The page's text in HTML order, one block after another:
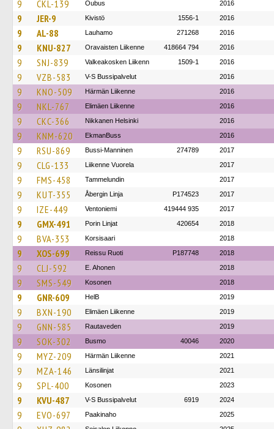
9 CKL-139 Oubus 2016
9 JER-9 Kivistö 1556-1 2016
9 AL-88 Lauhamo 271268 2016
9 KNU-827 Oravaisten Liikenne 418664 794 2016
9 SNJ-839 Valkeakosken Liikenn 1509-1 2016
9 VZB-583 V-S Bussipalvelut 2016
9 KNO-509 Härmän Liikenne 2016
9 NKL-767 Elimäen Liikenne 2016
9 CKC-366 Nikkanen Helsinki 2016
9 KNM-620 EkmanBuss 2016
9 RSU-869 Bussi-Manninen 274789 2017
9 CLG-133 Liikenne Vuorela 2017
9 FMS-458 Tammelundin 2017
9 KUT-355 Åbergin Linja P174523 2017
9 IZE-449 Ventoniemi 419444 935 2017
9 GMX-491 Porin Linjat 420654 2018
9 BVA-353 Korsisaari 2018
9 XOS-699 Reissu Ruoti P187748 2018
9 CLJ-592 E. Ahonen 2018
9 SMS-549 Kosonen 2018
9 GNR-609 HelB 2019
9 BXN-190 Elimäen Liikenne 2019
9 GNN-585 Rautaveden 2019
9 SOK-302 Busmo 40046 2020
9 MYZ-209 Härmän Liikenne 2021
9 MZA-146 Länsilinjat 2021
9 SPL-400 Kosonen 2023
9 KVU-487 V-S Bussipalvelut 6919 2024
9 EVO-697 Paakinaho 2025